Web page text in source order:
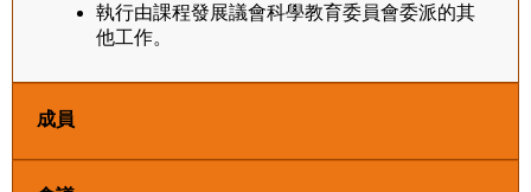
執行由課程發展議會科學教育委員會委派的其
他工作。
成員